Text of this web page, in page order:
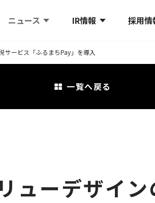
ニュース IR情報 採用情
サービス「ふるまちPay」を導入
一覧へ戻る
ューデザイ